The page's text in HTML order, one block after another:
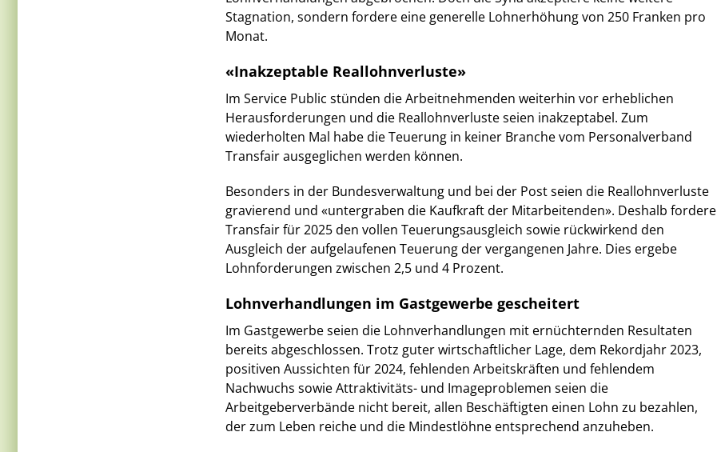
Stagnation, sondern fordere eine generelle Lohnerhöhung von 250 Franken pro
Monat.
«Inakzeptable Reallohnverluste»
Im Service Public stünden die Arbeitnehmenden weiterhin vor erheblichen
Herausforderungen und die Reallohnverluste seien inakzeptabel. Zum
wiederholten Mal habe die Teuerung in keiner Branche vom Personalverband
Transfair ausgeglichen werden können.
Besonders in der Bundesverwaltung und bei der Post seien die Reallohnverluste
gravierend und «untergraben die Kaufkraft der Mitarbeitenden». Deshalb fordere
Transfair für 2025 den vollen Teuerungsausgleich sowie rückwirkend den
Ausgleich der aufgelaufenen Teuerung der vergangenen Jahre. Dies ergebe
Lohnforderungen zwischen 2,5 und 4 Prozent.
Lohnverhandlungen im Gastgewerbe gescheitert
Im Gastgewerbe seien die Lohnverhandlungen mit ernüchternden Resultaten
bereits abgeschlossen. Trotz guter wirtschaftlicher Lage, dem Rekordjahr 2023,
positiven Aussichten für 2024, fehlenden Arbeitskräften und fehlendem
Nachwuchs sowie Attraktivitäts- und Imageproblemen seien die
Arbeitgeberverbände nicht bereit, allen Beschäftigten einen Lohn zu bezahlen,
der zum Leben reiche und die Mindestlöhne entsprechend anzuheben.